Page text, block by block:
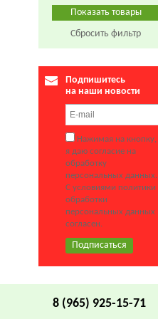
Сбросить фильтр
Подпишитесь
на наши новости
Нажимая на кнопку,
я даю согласие на
обработку
персональных данных.
С условиями политики
обработки
персональных данных
согласен.
8 (965) 925-15-71